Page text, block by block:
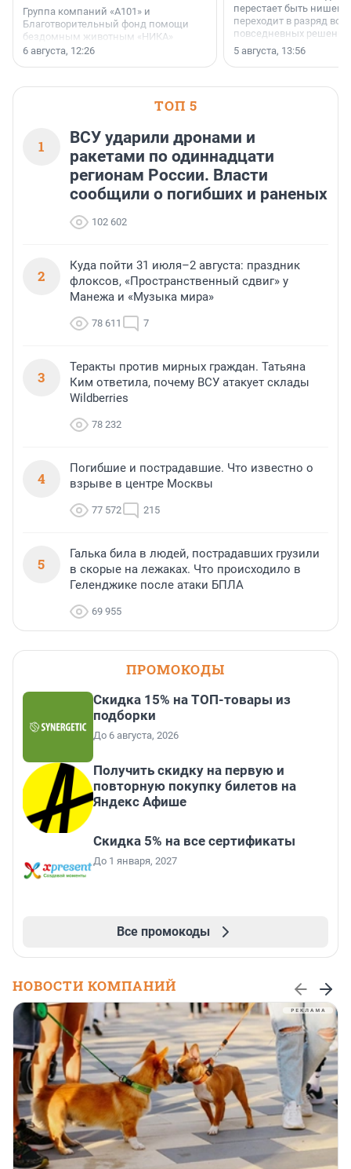
Группа компаний «А101» и
Благотворительный фонд помощи
бездомным животным «НИКА»
заключили соглашение о
6 августа, 12:26
перестает быть
переходит в разряд
повседневных
5 августа, 13:56
ТОП 5
1
ВСУ ударили дронами и
ракетами по одиннадцати
регионам России. Власти
сообщили о погибших и раненых
102 602
2
Куда пойти 31 июля–2 августа: праздник
флоксов, «Пространственный сдвиг» у
Манежа и «Музыка мира»
78 611 7
3
Теракты против мирных граждан. Татьяна
Ким ответила, почему ВСУ атакует склады
Wildberries
78 232
4
Погибшие и пострадавшие. Что известно о
взрыве в центре Москвы
77 572 215
5
Галька била в людей, пострадавших грузили
в скорые на лежаках. Что происходило в
Геленджике после атаки БПЛА
69 955
ПРОМОКОДЫ
Скидка 15% на ТОП-товары из
подборки
До 6 августа, 2026
Получить скидку на первую и
повторную покупку билетов на
Яндекс Афише
Скидка 5% на все сертификаты
До 1 января, 2027
Все промокоды
НОВОСТИ КОМПАНИЙ